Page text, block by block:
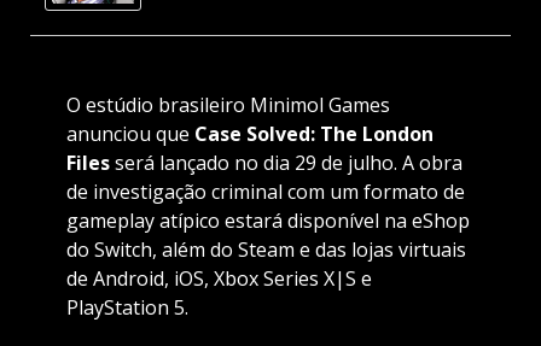
O estúdio brasileiro Minimol Games
anunciou que Case Solved: The London
Filesserá lançado no dia 29 de julho. A obra
de investigação criminal com um formato de
gameplay atípico estará disponível na eShop
do Switch, além do Steam e das lojas virtuais
de Android, iOS, Xbox Series X|S e
PlayStation 5.